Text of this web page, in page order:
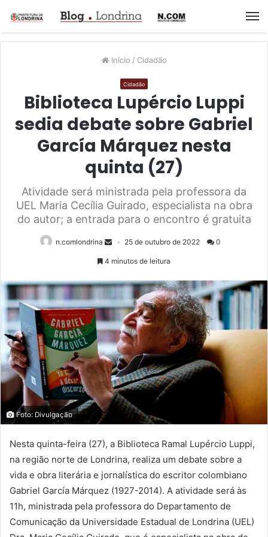
Início / Cidadão
Cidadão
Biblioteca Lupércio Luppi
sedia debate sobre Gabriel
García Márquez nesta
quinta (27)
Atividade será ministrada pela professora da
UEL Maria Cecília Guirado, especialista na obra
do autor; a entrada para o encontro é gratuita
n.comlondrina 25 de outubro de 2022 0
4 minutos de leitura
Foto: Divulgação
Nesta quinta-feira (27), a Biblioteca Ramal Lupércio Luppi,
na região norte de Londrina, realiza um debate sobre a
vida e obra literária e jornalística do escritor colombiano
Gabriel García Márquez (1927-2014). A atividade será às
11h, ministrada pela professora do Departamento de
Comunicação da Universidade Estadual de Londrina (UEL)